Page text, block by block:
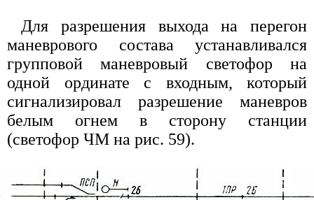
Для разрешения выхода на перегон
маневрового состава устанавливался
групповой маневровый светофор на
одной ординате с входным, который
сигнализировал разрешение маневров
белым огнем в сторону станции
(светофор ЧМ на рис. 59).